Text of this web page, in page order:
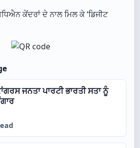
ਕੇਂਦਰਾਂ ਦੇ ਨਾਲ ਮਿਲ ਕੇ ‘ਡਿਜੀਟ
ਜਨਤਾ ਪਾਰਟੀ ਭਾਰਤੀ ਸਤਾ ਨੂੰ